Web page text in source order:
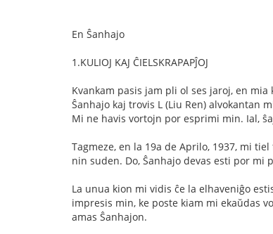
En Ŝanhajo
1.KULIOJ KAJ ĈIELSKRAPAPĴOJ
Kvankam pasis jam pli ol ses jaroj, en
Ŝanhajo kaj trovis L (Liu Ren) alvokantan
Mi ne havis vortojn por esprimi min. Ial,
Tagmeze, en la 19a de Aprilo, 1937, mi
nin suden. Do, Ŝanhajo devas esti por
La unua kion mi vidis ĉe la elhaveniĝo
impresis min, ke poste kiam mi ekaŭdas
amas Ŝanhajon.